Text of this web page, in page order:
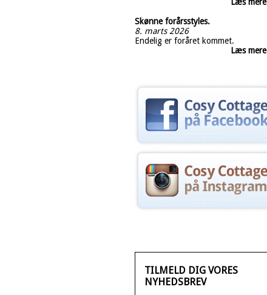
Skønne forårsstyles.
8. marts 2026
Endelig er foråret kommet.
Læs mere
TILMELD DIG VORES
NYHEDSBREV